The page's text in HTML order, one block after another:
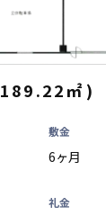
189.22㎡ )
敷金
6ヶ月
礼金